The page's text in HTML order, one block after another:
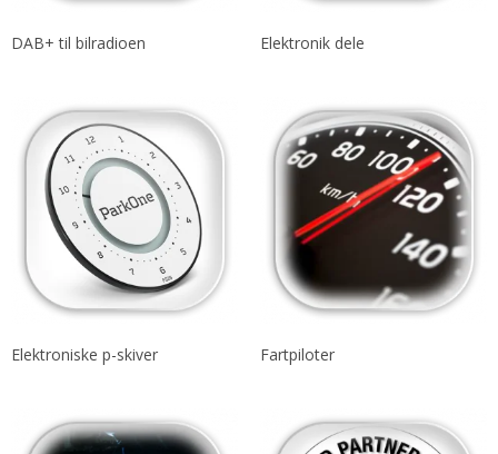
DAB+ til bilradioen Elektronik dele
Elektroniske p-skiver Fartpiloter